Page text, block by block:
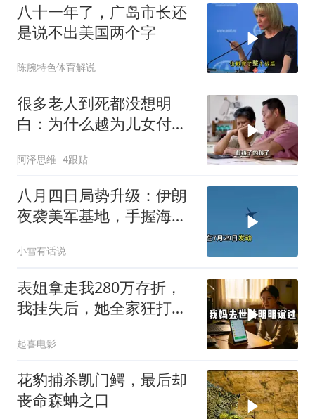
八十一年了，广岛市长还
是说不出美国两个字
陈腕特色体育解说
很多老人到死都没想明
白：为什么越为儿女付
阿泽思维 4跟贴
八月四日局势升级：伊朗
夜袭美军基地，手握海峡
小雪有话说
表姐拿走我280万存折，
我挂失后，她全家狂打
起喜电影
花豹捕杀凯门鳄，最后却
丧命森蚺之口